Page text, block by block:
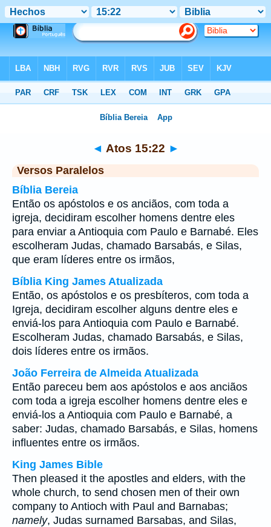
◄ Atos 15:22 ►
Versos Paralelos
Bíblia Bereia
Então os apóstolos e os anciãos, com toda a
igreja, decidiram escolher homens dentre eles
para enviar a Antioquia com Paulo e Barnabé. Eles
escolheram Judas, chamado Barsabás, e Silas,
que eram líderes entre os irmãos,
Bíblia King James Atualizada
Então, os apóstolos e os presbíteros, com toda a
Igreja, decidiram escolher alguns dentre eles e
enviá-los para Antioquia com Paulo e Barnabé.
Escolheram Judas, chamado Barsabás, e Silas,
dois líderes entre os irmãos.
João Ferreira de Almeida Atualizada
Então pareceu bem aos apóstolos e aos anciãos
com toda a igreja escolher homens dentre eles e
enviá-los a Antioquia com Paulo e Barnabé, a
saber: Judas, chamado Barsabás, e Silas, homens
influentes entre os irmãos.
King James Bible
Then pleased it the apostles and elders, with the
whole church, to send chosen men of their own
company to Antioch with Paul and Barnabas;
namely, Judas surnamed Barsabas, and Silas,